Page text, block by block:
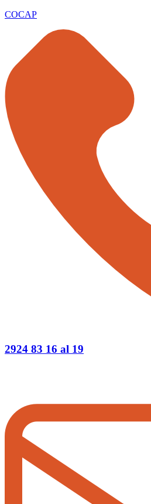
COCAP
2924 83 16 al 19